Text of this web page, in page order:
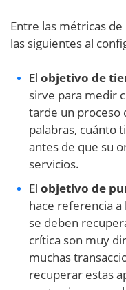
Entre las métricas
las siguientes al
El objetivo de
sirve para medir
tarde un proceso
palabras, cuánto
antes de que su
servicios.
El objetivo de
hace referencia a
se deben
crítica son muy
muchas
recuperar estas